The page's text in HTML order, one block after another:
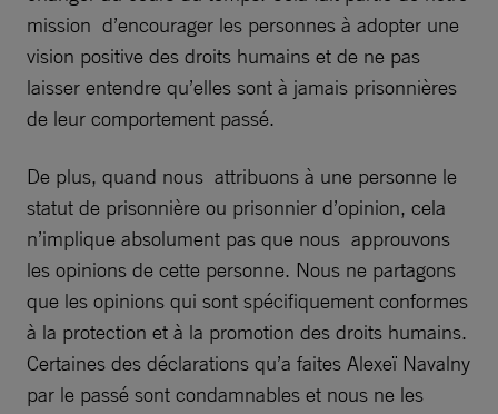
mission d’encourager les personnes à adopter une
vision positive des droits humains et de ne pas
laisser entendre qu’elles sont à jamais prisonnières
de leur comportement passé.
De plus, quand nous attribuons à une personne le
statut de prisonnière ou prisonnier d’opinion, cela
n’implique absolument pas que nous approuvons
les opinions de cette personne. Nous ne partagons
que les opinions qui sont spécifiquement conformes
à la protection et à la promotion des droits humains.
Certaines des déclarations qu’a faites Alexeï Navalny
par le passé sont condamnables et nous ne les